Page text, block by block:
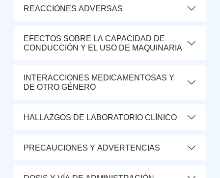
REACCIONES ADVERSAS
EFECTOS SOBRE LA CAPACIDAD DE
CONDUCCIÓN Y EL USO DE MAQUINARIA
INTERACCIONES MEDICAMENTOSAS Y
DE OTRO GÉNERO
HALLAZGOS DE LABORATORIO CLÍNICO
PRECAUCIONES Y ADVERTENCIAS